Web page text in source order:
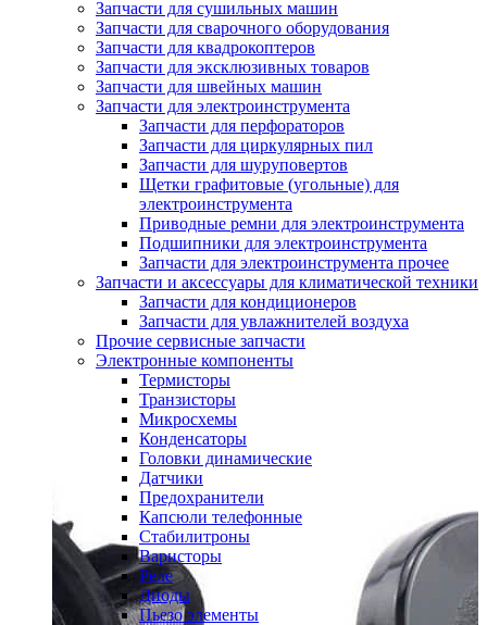
Запчасти для сушильных машин
Запчасти для сварочного оборудования
Запчасти для квадрокоптеров
Запчасти для эксклюзивных товаров
Запчасти для швейных машин
Запчасти для электроинструмента
Запчасти для перфораторов
Запчасти для циркулярных пил
Запчасти для шуруповертов
Щетки графитовые (угольные) для
электроинструмента
Приводные ремни для электроинструмента
Подшипники для электроинструмента
Запчасти для электроинструмента прочее
Запчасти и аксессуары для климатической техники
Запчасти для кондиционеров
Запчасти для увлажнителей воздуха
Прочие сервисные запчасти
Электронные компоненты
Термисторы
Транзисторы
Микросхемы
Конденсаторы
Головки динамические
Датчики
Предохранители
Капсюли телефонные
Стабилитроны
Варисторы
Реле
Диоды
Пьезо элементы